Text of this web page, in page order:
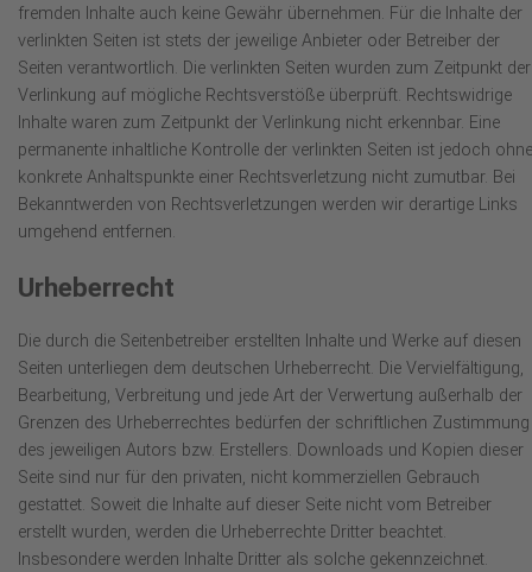
fremden Inhalte auch keine Gewähr übernehmen. Für die Inhalte der
verlinkten Seiten ist stets der jeweilige Anbieter oder Betreiber der
Seiten verantwortlich. Die verlinkten Seiten wurden zum Zeitpunkt der
Verlinkung auf mögliche Rechtsverstöße überprüft. Rechtswidrige
Inhalte waren zum Zeitpunkt der Verlinkung nicht erkennbar. Eine
permanente inhaltliche Kontrolle der verlinkten Seiten ist jedoch ohne
konkrete Anhaltspunkte einer Rechtsverletzung nicht zumutbar. Bei
Bekanntwerden von Rechtsverletzungen werden wir derartige Links
umgehend entfernen.
Urheberrecht
Die durch die Seitenbetreiber erstellten Inhalte und Werke auf diesen
Seiten unterliegen dem deutschen Urheberrecht. Die Vervielfältigung,
Bearbeitung, Verbreitung und jede Art der Verwertung außerhalb der
Grenzen des Urheberrechtes bedürfen der schriftlichen Zustimmung
des jeweiligen Autors bzw. Erstellers. Downloads und Kopien dieser
Seite sind nur für den privaten, nicht kommerziellen Gebrauch
gestattet. Soweit die Inhalte auf dieser Seite nicht vom Betreiber
erstellt wurden, werden die Urheberrechte Dritter beachtet.
Insbesondere werden Inhalte Dritter als solche gekennzeichnet.